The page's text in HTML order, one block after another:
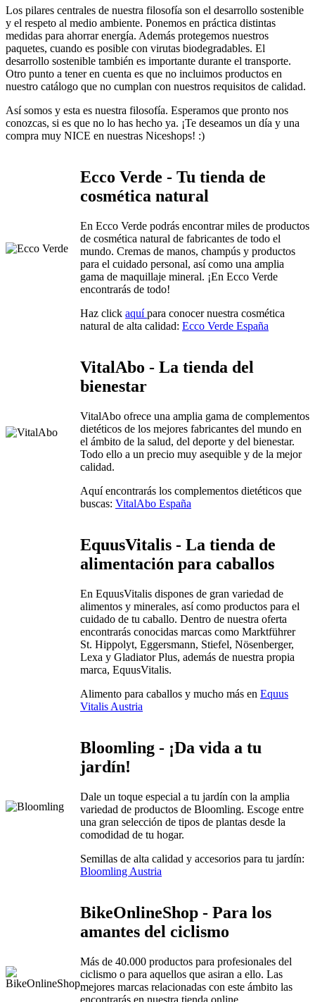
Los pilares centrales de nuestra filosofía son el desarrollo sostenible
y el respeto al medio ambiente. Ponemos en práctica distintas
medidas para ahorrar energía. Además protegemos nuestros
paquetes, cuando es posible con virutas biodegradables. El
desarrollo sostenible también es importante durante el transporte.
Otro punto a tener en cuenta es que no incluimos productos en
nuestro catálogo que no cumplan con nuestros requisitos de calidad.
Así somos y esta es nuestra filosofía. Esperamos que pronto nos
conozcas, si es que no lo has hecho ya. ¡Te deseamos un día y una
compra muy NICE en nuestras Niceshops! :)
Ecco Verde - Tu tienda de
cosmética natural
En Ecco Verde podrás encontrar miles de productos
de cosmética natural de fabricantes de todo el
mundo. Cremas de manos, champús y productos
para el cuidado personal, así como una amplia
gama de maquillaje mineral. ¡En Ecco Verde
encontrarás de todo!
Haz click aquípara conocer nuestra cosmética
natural de alta calidad: Ecco Verde España
VitalAbo - La tienda del
bienestar
VitalAbo ofrece una amplia gama de complementos
dietéticos de los mejores fabricantes del mundo en
el ámbito de la salud, del deporte y del bienestar.
Todo ello a un precio muy asequible y de la mejor
calidad.
Aquí encontrarás los complementos dietéticos que
buscas: VitalAbo España
EquusVitalis - La tienda de
alimentación para caballos
En EquusVitalis dispones de gran variedad de
alimentos y minerales, así como productos para el
cuidado de tu caballo. Dentro de nuestra oferta
encontrarás conocidas marcas como Marktführer
St. Hippolyt, Eggersmann, Stiefel, Nösenberger,
Lexa y Gladiator Plus, además de nuestra propia
marca, EquusVitalis.
Alimento para caballos y mucho más en Equus
Vitalis Austria
Bloomling - ¡Da vida a tu
jardín!
Dale un toque especial a tu jardín con la amplia
variedad de productos de Bloomling. Escoge entre
una gran selección de tipos de plantas desde la
comodidad de tu hogar.
Semillas de alta calidad y accesorios para tu jardín:
Bloomling Austria
BikeOnlineShop - Para los
amantes del ciclismo
Más de 40.000 productos para profesionales del
ciclismo o para aquellos que asiran a ello. Las
mejores marcas relacionadas con este ámbito las
encontrarás en nuestra tienda online.